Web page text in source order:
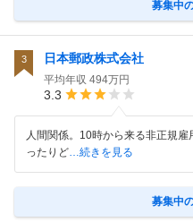
募集中
3 日本郵政株式会社
平均年収 494万円
3.3
人間関係。10時から来る非正規
ったりど…続きを見る
募集中